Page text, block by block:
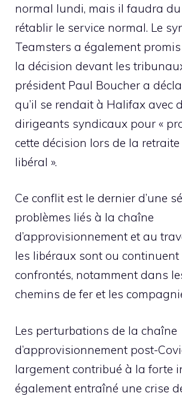
normal lundi, mais il faudra
rétablir le service normal. Le
Teamsters a également
la décision devant les
président Paul Boucher a
qu’il se rendait à Halifax avec
dirigeants syndicaux pour «
cette décision lors de la
libéral ».
Ce conflit est le dernier d’une
problèmes liés à la chaîne
d’approvisionnement et au
les libéraux sont ou continuent
confrontés, notamment dans
chemins de fer et les
Les perturbations de la chaîne
d’approvisionnement post-
largement contribué à la forte
également entraîné une crise